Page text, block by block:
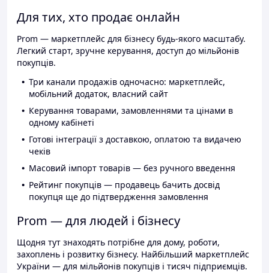
Для тих, хто продає онлайн
Prom — маркетплейс для бізнесу будь-якого масштабу.
Легкий старт, зручне керування, доступ до мільйонів
покупців.
Три канали продажів одночасно: маркетплейс,
мобільний додаток, власний сайт
Керування товарами, замовленнями та цінами в
одному кабінеті
Готові інтеграції з доставкою, оплатою та видачею
чеків
Масовий імпорт товарів — без ручного введення
Рейтинг покупців — продавець бачить досвід
покупця ще до підтвердження замовлення
Prom — для людей і бізнесу
Щодня тут знаходять потрібне для дому, роботи,
захоплень і розвитку бізнесу. Найбільший маркетплейс
України — для мільйонів покупців і тисяч підприємців.